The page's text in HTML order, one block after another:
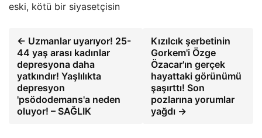
eski, kötü bir siyasetçisin
← Uzmanlar uyarıyor! 25-
44 yaş arası kadınlar
depresyona daha
yatkındır! Yaşlılıkta
depresyon
'psödodemans'a neden
oluyor! – SAĞLIK
Kızılcık şerbetinin
Gorkem'i Özge
Özacar'ın gerçek
hayattaki görünümü
şaşırttı! Son
pozlarına yorumlar
yağdı →